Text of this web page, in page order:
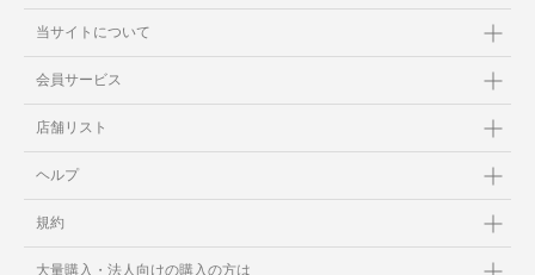
当サイトについて
会員サービス
店舗リスト
ヘルプ
規約
大量購入・法人向けの購入の方は